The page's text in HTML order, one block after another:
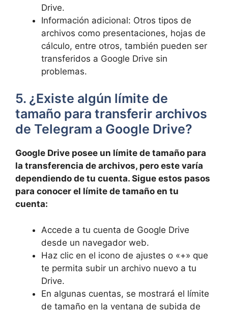
Drive.
Información adicional: Otros tipos de
archivos como presentaciones, hojas de
cálculo, entre otros, también pueden ser
transferidos a Google Drive sin
problemas.
5. ¿Existe algún límite de
tamaño para transferir archivos
de Telegram a Google Drive?
Google Drive posee un límite de tamaño para
la transferencia de archivos, pero este varía
dependiendo de tu cuenta. Sigue estos pasos
para conocer el límite de tamaño en tu
cuenta:
Accede a tu cuenta de Google Drive
desde un navegador web.
Haz clic en el icono de ajustes o «+» que
te permita subir un archivo nuevo a tu
Drive.
En algunas cuentas, se mostrará el límite
de tamaño en la ventana de subida de